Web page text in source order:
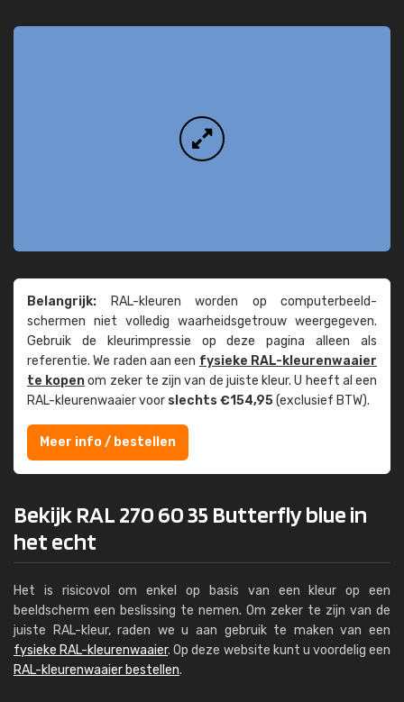
Belangrijk: RAL-kleuren worden op computer­beeld­
schermen niet volledig waarheids­­getrouw weer­gegeven.
Gebruik de kleur­impressie op deze pagina alleen als
referentie. We raden aan een fysieke RAL-kleuren­waaier
te kopenom zeker te zijn van de juiste kleur. U heeft al een
RAL-kleuren­waaier voor slechts €154,95(exclusief BTW).
Meer info / bestellen
Bekijk RAL 270 60 35 Butterfly blue in
het echt
Het is risicovol om enkel op basis van een kleur op een
beeldscherm een beslissing te nemen. Om zeker te zijn van de
juiste RAL-kleur, raden we u aan gebruik te maken van een
fysieke RAL-kleurenwaaier. Op deze website kunt u voordelig een
RAL-kleurenwaaier bestellen.